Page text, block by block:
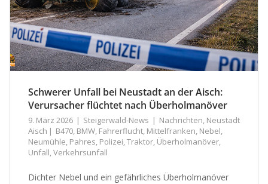
Schwerer Unfall bei Neustadt an der Aisch:
Verursacher flüchtet nach Überholmanöver
9. März 2026 Steigerwald-News Nachrichten, Neustadt
Aisch
B470, BMW, Fahrerflucht, Mittelfranken, Nebel,
Neumühle, Pahres, Polizei,Traktor, Überholmanöver,
Unfall,Verkehrsunfall
Dichter Nebel und ein gefährliches Überholmanöver